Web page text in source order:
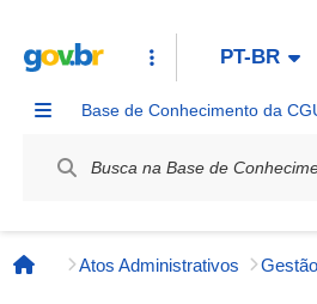
PT-BR
Base de Conhecimento da
Página inicial
Atos Administrativos